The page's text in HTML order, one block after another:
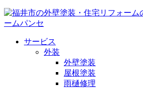
サービス
外装
外壁塗装
屋根塗装
雨樋修理